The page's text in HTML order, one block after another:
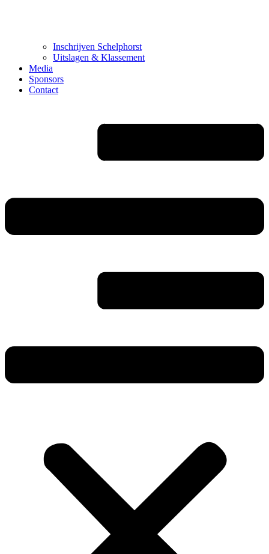
Inschrijven Schelphorst
Uitslagen & Klassement
Media
Sponsors
Contact